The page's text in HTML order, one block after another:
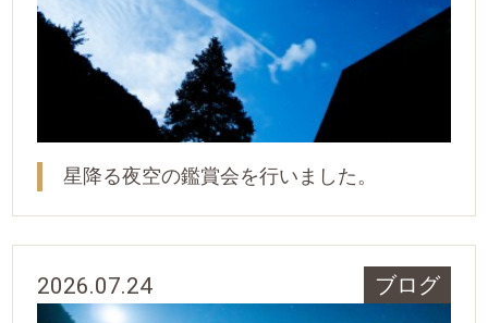
星降る夜空の鑑賞会を行いました。
2026.07.24 ブログ